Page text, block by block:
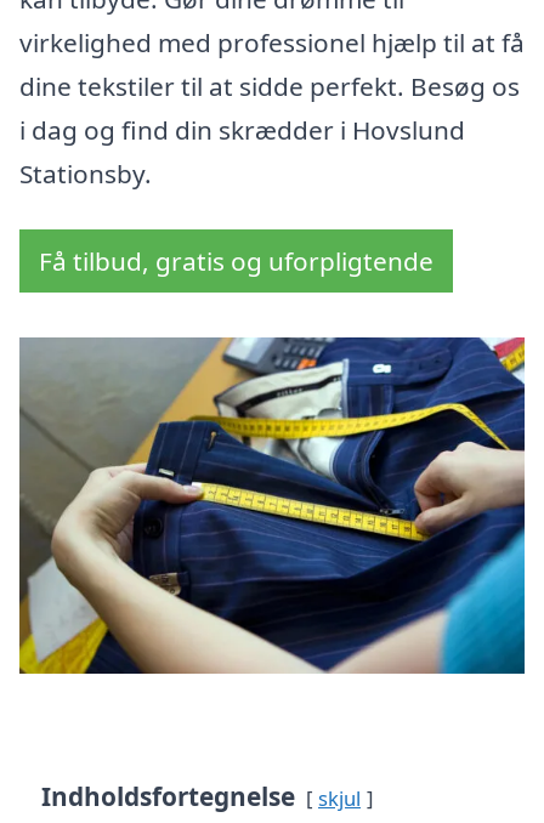
virkelighed med professionel hjælp til at få
dine tekstiler til at sidde perfekt. Besøg os
i dag og find din skrædder i Hovslund
Stationsby.
Få tilbud, gratis og uforpligtende
Indholdsfortegnelse skjul